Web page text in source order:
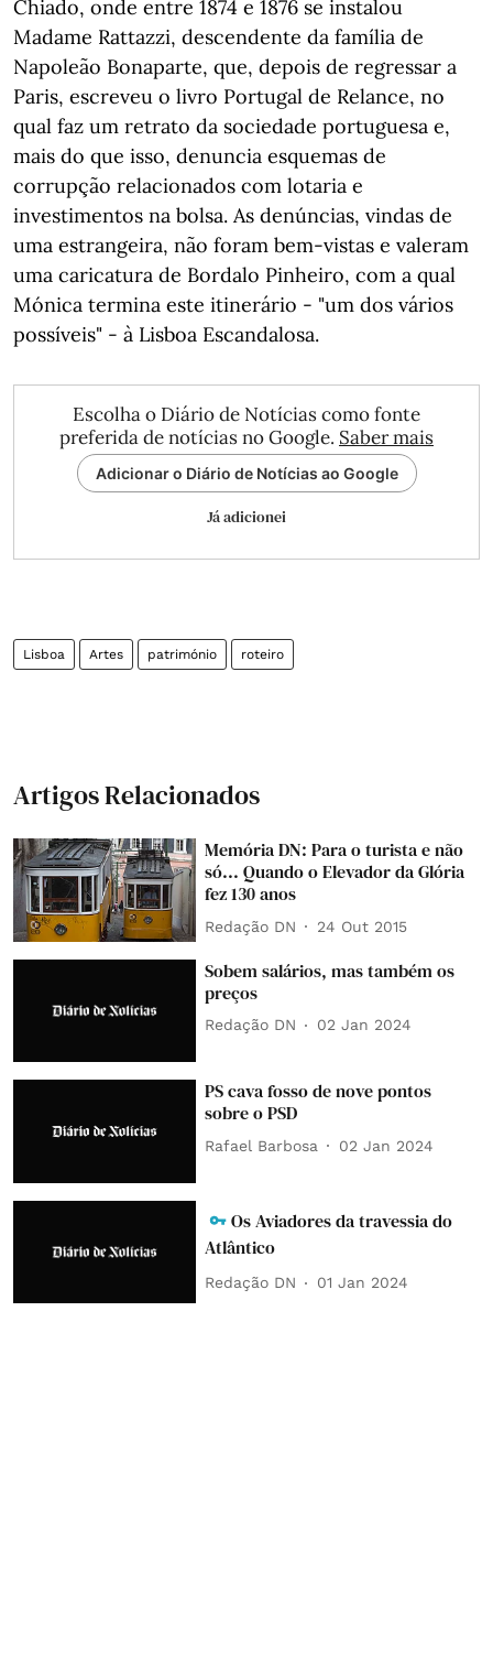
Chiado, onde entre 1874 e 1876 se instalou
Madame Rattazzi, descendente da família de
Napoleão Bonaparte, que, depois de regressar a
Paris, escreveu o livro Portugal de Relance, no
qual faz um retrato da sociedade portuguesa e,
mais do que isso, denuncia esquemas de
corrupção relacionados com lotaria e
investimentos na bolsa. As denúncias, vindas de
uma estrangeira, não foram bem-vistas e valeram
uma caricatura de Bordalo Pinheiro, com a qual
Mónica termina este itinerário - "um dos vários
possíveis" - à Lisboa Escandalosa.
Escolha o Diário de Notícias como fonte
preferida de notícias no Google. Saber mais
Adicionar o Diário de Notícias ao Google
Já adicionei
Lisboa Artes património roteiro
Artigos Relacionados
Memória DN: Para o turista e não
só... Quando o Elevador da Glória
fez 130 anos
Redação DN 24 Out 2015
Sobem salários, mas também os
preços
Redação DN 02 Jan 2024
PS cava fosso de nove pontos
sobre o PSD
Rafael Barbosa 02 Jan 2024
Os Aviadores da travessia do
Atlântico
Redação DN 01 Jan 2024